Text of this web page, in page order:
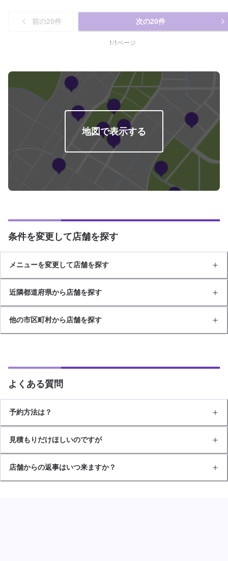
を送信【2】承諾されたら予約日に入庫【3】入庫した後にお見積り【4】お
見積りにご納得いただければ作業開始【5】仕上がり次第納車
前の20件 次の20件
1/1ページ
地図で表示する
条件を変更して店舗を探す
メニューを変更して店舗を探す
近隣都道府県から店舗を探す
他の市区町村から店舗を探す
よくある質問
予約方法は？
見積もりだけほしいのですが
店舗からの返事はいつ来ますか？